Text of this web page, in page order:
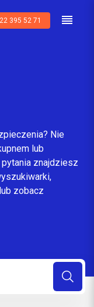
395 52 71
Nie
lub
znajdziesz
zobacz